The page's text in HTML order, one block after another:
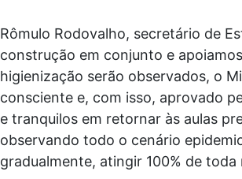
Rômulo Rodovalho, secretário de
construção em conjunto e
higienização serão observados, o
consciente e, com isso, aprovado
e tranquilos em retornar às aulas
observando todo o cenário
gradualmente, atingir 100% de